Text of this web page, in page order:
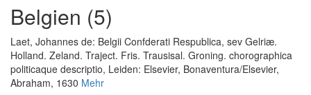
Belgien (5)
Laet, Johannes de: Belgii Confderati Respublica, sev Gelriæ.
Holland. Zeland. Traject. Fris. Trausisal. Groning. chorographica
politicaque descriptio, Leiden: Elsevier, Bonaventura/Elsevier,
Abraham, 1630 Mehr